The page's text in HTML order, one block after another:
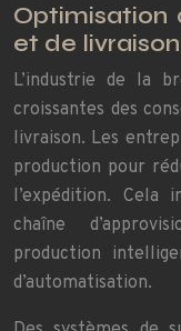
Optimisation
et de livraison
L’industrie de la
croissantes des
livraison. Les
production pour
l’expédition. Cela
chaîne
production
d’automatisation.